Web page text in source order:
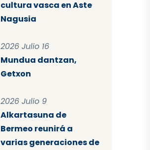
cultura vasca en Aste
Nagusia
2026 Julio 16
Mundua dantzan,
Getxon
2026 Julio 9
Alkartasuna de
Bermeo reunirá a
varias generaciones de